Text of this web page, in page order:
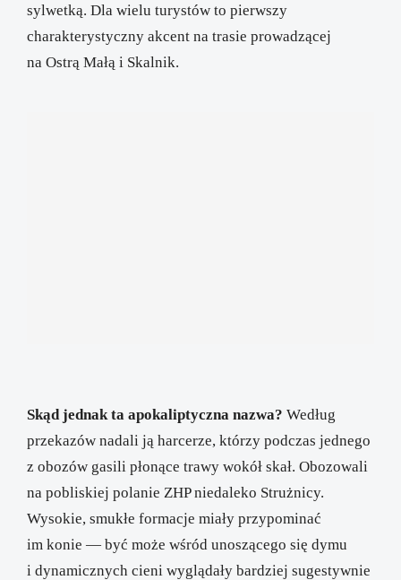
sylwetką. Dla wielu turystów to pierwszy
charakterystyczny akcent na trasie prowadzącej
na Ostrą Małą i Skalnik.
Skąd jednak ta apokaliptyczna nazwa? Według
przekazów nadali ją harcerze, którzy podczas jednego
z obozów gasili płonące trawy wokół skał. Obozowali
na pobliskiej polanie ZHP niedaleko Strużnicy.
Wysokie, smukłe formacje miały przypominać
im konie — być może wśród unoszącego się dymu
i dynamicznych cieni wyglądały bardziej sugestywnie